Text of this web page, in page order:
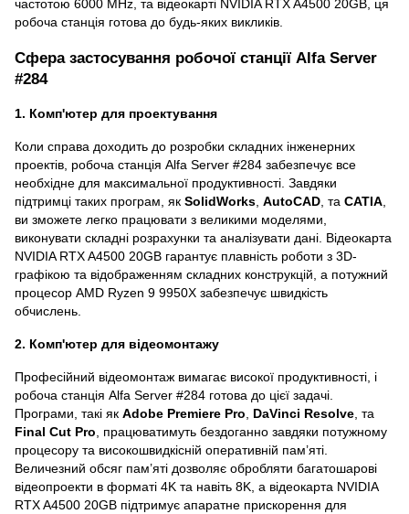
частотою 6000 MHz, та відеокарті NVIDIA RTX A4500 20GB, ця
робоча станція готова до будь-яких викликів.
Сфера застосування робочої станції Alfa Server
#284
1. Комп'ютер для проектування
Коли справа доходить до розробки складних інженерних
проектів, робоча станція Alfa Server #284 забезпечує все
необхідне для максимальної продуктивності. Завдяки
підтримці таких програм, як SolidWorks, AutoCAD, та CATIA,
ви зможете легко працювати з великими моделями,
виконувати складні розрахунки та аналізувати дані. Відеокарта
NVIDIA RTX A4500 20GB гарантує плавність роботи з 3D-
графікою та відображенням складних конструкцій, а потужний
процесор AMD Ryzen 9 9950X забезпечує швидкість
обчислень.
2. Комп'ютер для відеомонтажу
Професійний відеомонтаж вимагає високої продуктивності, і
робоча станція Alfa Server #284 готова до цієї задачі.
Програми, такі як Adobe Premiere Pro, DaVinci Resolve, та
Final Cut Pro, працюватимуть бездоганно завдяки потужному
процесору та високошвидкісній оперативній пам’яті.
Величезний обсяг пам’яті дозволяє обробляти багатошарові
відеопроекти в форматі 4K та навіть 8K, а відеокарта NVIDIA
RTX A4500 20GB підтримує апаратне прискорення для